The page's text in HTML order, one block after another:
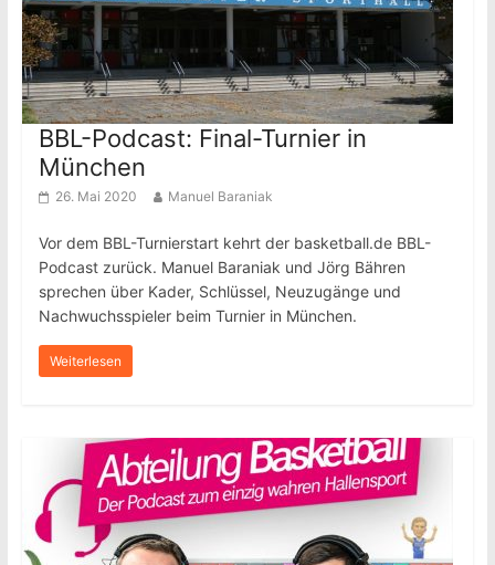
BBL-Podcast: Final-Turnier in
München
26. Mai 2020 Manuel Baraniak
Vor dem BBL-Turnierstart kehrt der basketball.de BBL-
Podcast zurück. Manuel Baraniak und Jörg Bähren
sprechen über Kader, Schlüssel, Neuzugänge und
Nachwuchsspieler beim Turnier in München.
Weiterlesen